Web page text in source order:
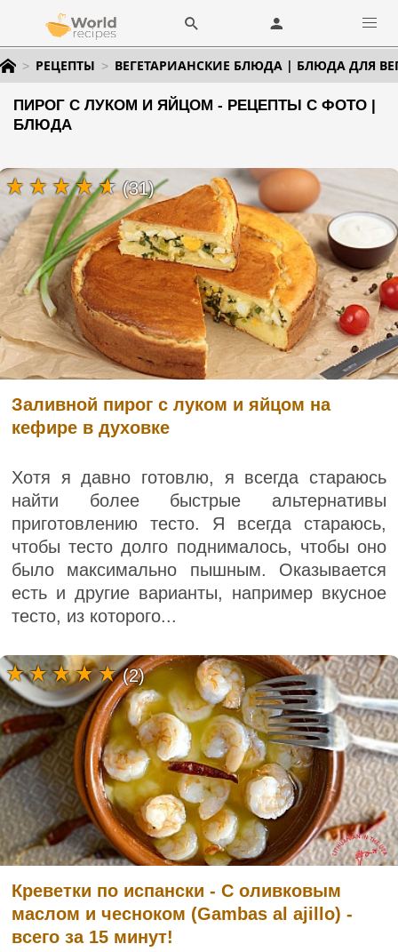
РЕЦЕПТЫ ВЕГЕТАРИАНСКИЕ БЛЮДА | БЛЮДА ДЛЯ
ПИРОГ С ЛУКОМ И ЯЙЦОМ - РЕЦЕПТЫ С ФОТО |
БЛЮДА
Заливной пирог с луком и яйцом на
кефире в духовке
Хотя я давно готовлю, я всегда стараюсь
найти более быстрые альтернативы
приготовлению тесто. Я всегда стараюсь,
чтобы тесто долго поднималось, чтобы оно
было максимально пышным. Оказывается
есть и другие варианты, например вкусное
тесто, из которого...
(31)
Креветки по испански - С оливковым
маслом и чесноком (Gambas al ajillo) -
всего за 15 минут!
(2)